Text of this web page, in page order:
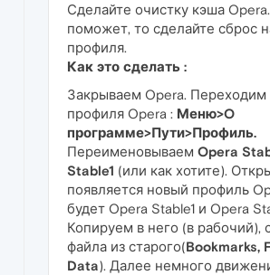
Сделайте очистку кэша
поможет, то сделайте сброс
профиля.
Как это сделать :
Закрываем Opera. Переходим
профиля Opera : Меню>O
программе>Пути>Профиль.
Переименовываем Opera
Stable1 (или как хотите).
появляется новый профиль
будет Opera Stable1 и Opera
Копируем в него (в рабочий),
файла из старого(Bookmarks,
Data). Далее немного